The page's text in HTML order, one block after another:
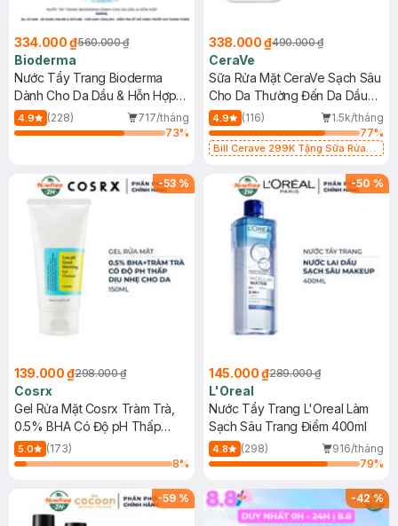
334.000 ₫560.000 ₫
Bioderma
Nước Tẩy Trang Bioderma
Dành Cho Da Dầu & Hỗn Hợp
500ml
4.9 (228)
717/tháng
73%
338.000 ₫490.000 ₫
CeraVe
Sữa Rửa Mặt CeraVe Sạch Sâu
Cho Da Thường Đến Da Dầu
473ml
4.9 (116)
1.5k/tháng
77%
Bill Cerave 299K Tặng Sữa Rửa
-53 %
139.000 ₫298.000 ₫
Cosrx
Gel Rửa Mặt Cosrx Tràm Trà,
0.5% BHA Có Độ pH Thấp
150ml
5.0
(173)
8%
-50 %
145.000 ₫289.000 ₫
L'Oreal
Nước Tẩy Trang L'Oreal Làm
Sạch Sâu Trang Điểm 400ml
4.8 (298)
916/tháng
79%
-59 % -42%